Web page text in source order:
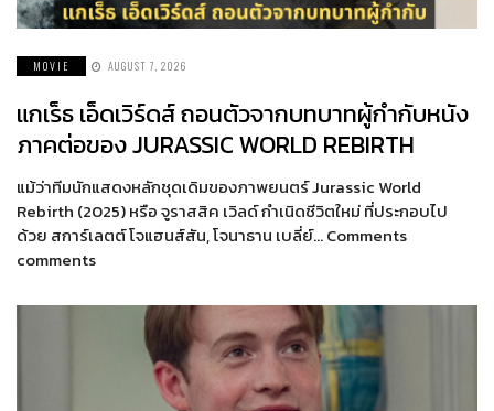
MOVIE AUGUST 7, 2026
แกเร็ธ เอ็ดเวิร์ดส์ ถอนตัวจากบทบาทผู้กำกับหนัง
ภาคต่อของ JURASSIC WORLD REBIRTH
แม้ว่าทีมนักแสดงหลักชุดเดิมของภาพยนตร์ Jurassic World
Rebirth (2025) หรือ จูราสสิค เวิลด์ กำเนิดชีวิตใหม่ ที่ประกอบไป
ด้วย สการ์เลตต์ โจแฮนส์สัน, โจนาธาน เบลี่ย์… Comments
comments